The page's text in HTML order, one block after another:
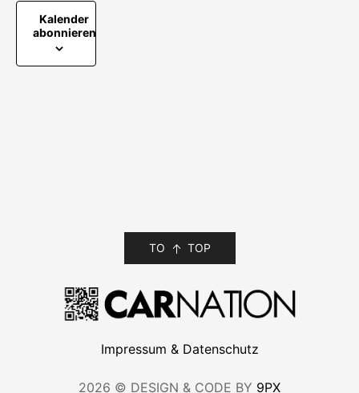
Kalender
abonnieren
TO TOP
Impressum & Datenschutz
2026 © DESIGN & CODE BY 9PX